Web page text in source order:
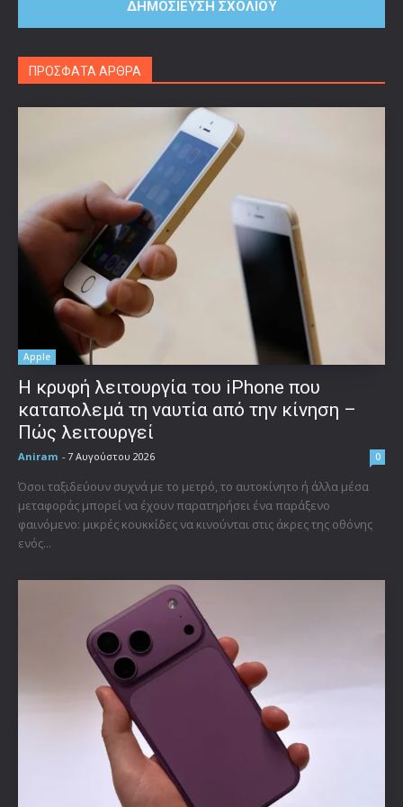
ΠΡΟΣΦΑΤΑ ΑΡΘΡΑ
Apple
Η κρυφή λειτουργία του iPhone που
καταπολεμά τη ναυτία από την κίνηση –
Πώς λειτουργεί
Aniram - 7 Αυγούστου 2026 0
Όσοι ταξιδεύουν συχνά με το μετρό, το αυτοκίνητο ή άλλα μέσα
μεταφοράς μπορεί να έχουν παρατηρήσει ένα παράξενο
φαινόμενο: μικρές κουκκίδες να κινούνται στις άκρες της οθόνης
ενός...